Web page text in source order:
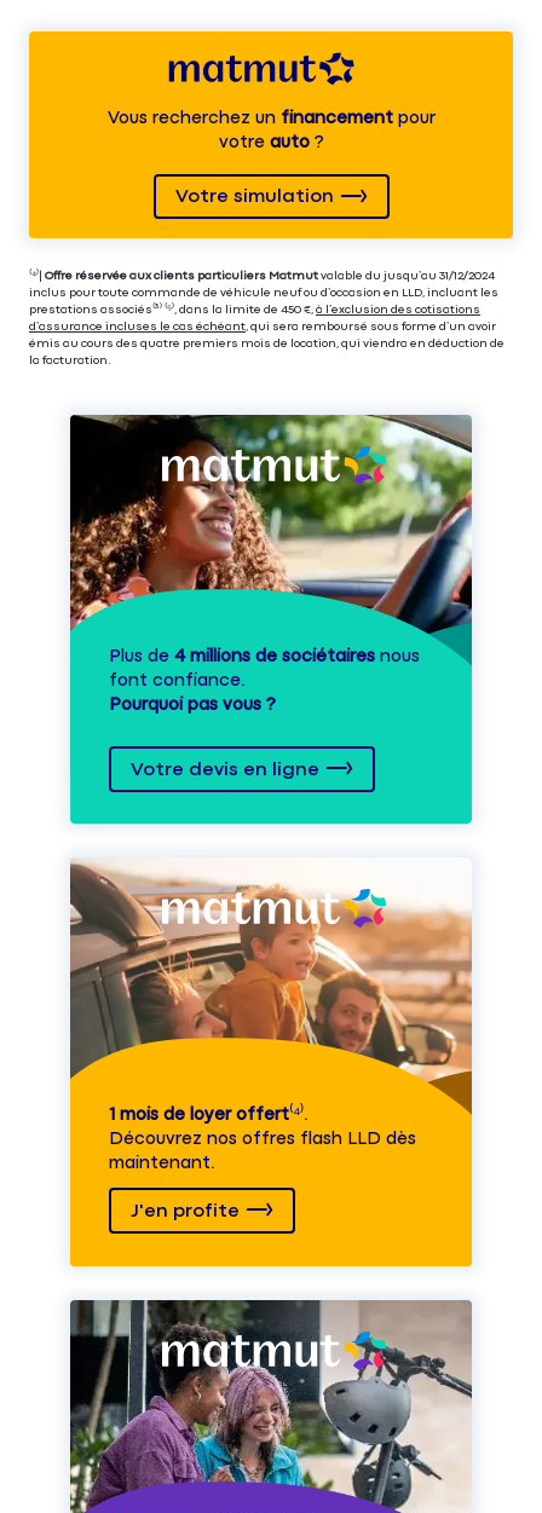
Vous recherchez unfinancementpour
votre auto?
Votre simulation
⁽⁴⁾| Offre réservée aux clients particuliers Matmut valable du jusqu’au 31/12/2024
inclus pour toute commande de véhicule neuf ou d’occasion en LLD, incluant les
prestations associés⁽³⁾ ⁽⁵⁾, dans la limite de 450 €, à l’exclusion des cotisations
d’assurance incluses le cas échéant, qui sera remboursé sous forme d’un avoir
émis au cours des quatre premiers mois de location, qui viendra en déduction de
la facturation.
Plus de 4 millions de sociétaires nous
font confiance.
Pourquoi pas vous ?
Votre devis en ligne
1 mois de loyer offert⁽⁴⁾.
Découvrez nos offres flash LLD dès
maintenant.
J'en profite